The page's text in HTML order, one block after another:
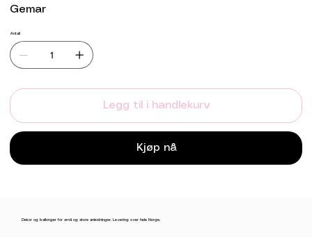
Gemar
Antall
Legg til i handlekurv
Kjøp nå
Dekor og ballonger for små og store anledninger. Levering over hele Norge.